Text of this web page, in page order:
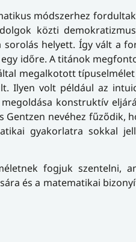
módszerhez
közti
helyett. Így vált a
időre. A titánok
megalkotott
Ilyen volt például az
konstruktív
nevéhez fűződik,
gyakorlatra sokkal
fogjuk szentelni,
és a matematikai